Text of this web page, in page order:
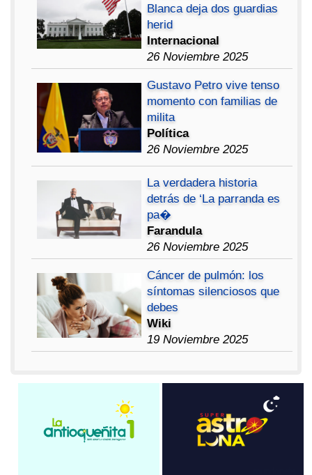
Blanca deja dos guardias
herid
Internacional
26 Noviembre 2025
Gustavo Petro vive tenso
momento con familias de
milita
Política
26 Noviembre 2025
La verdadera historia
detrás de ‘La parranda es
pa�
Farandula
26 Noviembre 2025
Cáncer de pulmón: los
síntomas silenciosos que
debes
Wiki
19 Noviembre 2025